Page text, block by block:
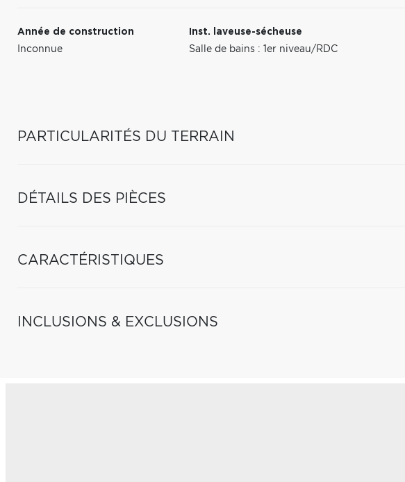
Année de construction
Inconnue
Inst. laveuse-sécheuse
Salle de bains : 1er niveau/RDC
PARTICULARITÉS DU TERRAIN
DÉTAILS DES PIÈCES
CARACTÉRISTIQUES
INCLUSIONS & EXCLUSIONS